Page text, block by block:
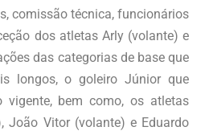
comissão técnica, funcionários
dos atletas Arly (volante) e
das categorias de base que
longos, o goleiro Júnior que
vigente, bem como, os atletas
João Vitor (volante) e Eduardo